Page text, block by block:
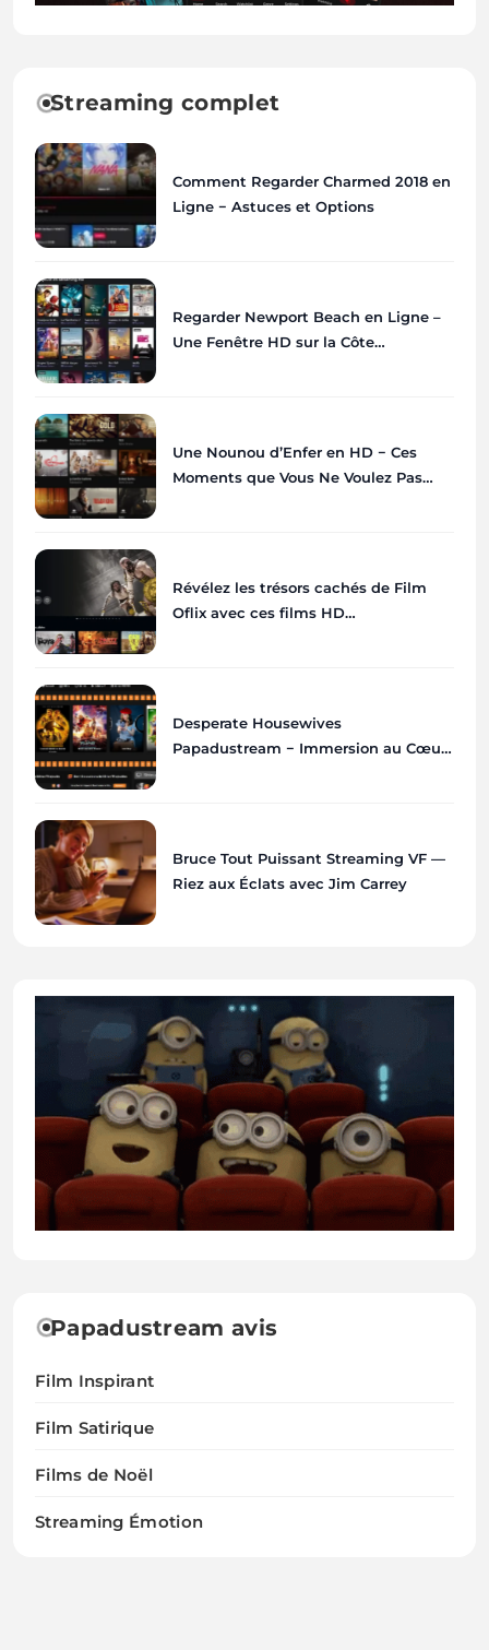
Streaming complet
Comment Regarder Charmed 2018 en
Ligne − Astuces et Options
Regarder Newport Beach en Ligne –
Une Fenêtre HD sur la Côte
Une Nounou d’Enfer en HD − Ces
Moments que Vous Ne Voulez Pas
Révélez les trésors cachés de Film
Oflix avec ces films HD
Desperate Housewives
Papadustream − Immersion au Cœur
Bruce Tout Puissant Streaming VF —
Riez aux Éclats avec Jim Carrey
Papadustream avis
Film Inspirant
Film Satirique
Films de Noël
Streaming Émotion